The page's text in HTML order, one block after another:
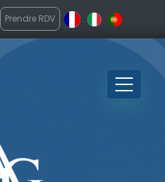
Prendre RDV